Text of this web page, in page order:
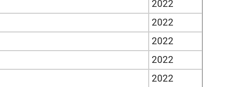
2022
2022
2022
2022
2022